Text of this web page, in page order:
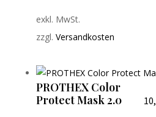
exkl. MwSt.
zzgl. Versandkosten
PROTHEX Color
Protect Mask 2.0